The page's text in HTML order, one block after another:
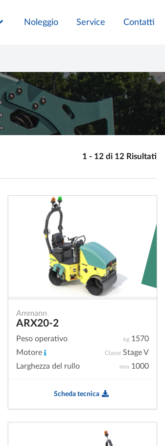
Noleggio Service Contatti
1 - 12 di 12 Risultati
Ammann
ARX20-2
kg 1570
Peso operativo
Classe Stage V
Motore
mm 1000
Larghezza del rullo
Scheda tecnica